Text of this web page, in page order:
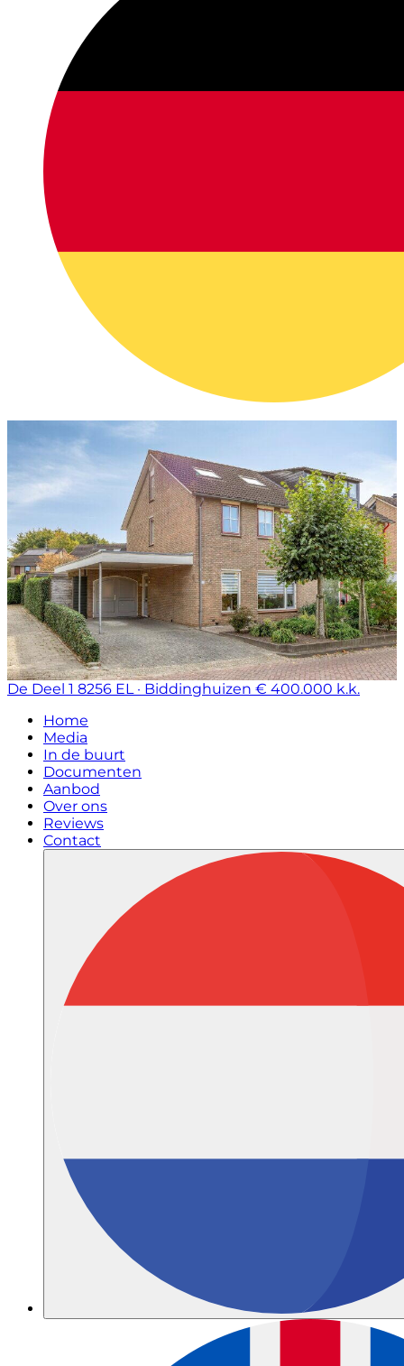
De Deel 1 8256 EL · Biddinghuizen € 400.000 k.k.
Home
Media
In de buurt
Documenten
Aanbod
Over ons
Reviews
Contact